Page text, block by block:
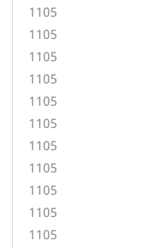
1105
1105
1105
1105
1105
1105
1105
1105
1105
1105
1105